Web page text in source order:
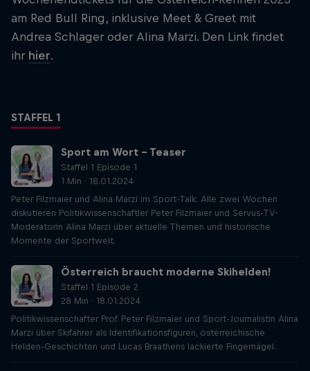
am Red Bull Ring, inklusive Meet & Greet mit
Andrea Schlager oder Alina Marzi. Den Link findet
ihr hier.
STAFFEL 1
Sport am Wort - Teaser
Staffel 1 Episode 1
1 Min · 18.01.2024
Peter Filzmaier und Alina Marzi im Sport-Talk: Alle zwei Wochen
diskutieren Politikwissenschaftler Peter Filzmaier und Servus-TV-
Moderatorin Alina Marzi über aktuelle Themen und historische
Momente der Sportwelt.
Österreich braucht moderne Skihelden!
Staffel 1 Episode 2
28 Min · 18.01.2024
Politikwissenschafter Prof. Peter Filzmaier und Sport-Journalistin Alina
Marzi über Skifahrer als Identifikationsfiguren, österreichische
Helden-Geschichten und Lucas Braathens lackierte Fingernägel.